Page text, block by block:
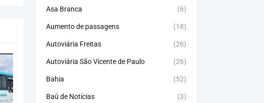
Asa Branca (6)
Aumento de passagens (18)
Autoviária Freitas (26)
Autoviária São Vicente de Paulo (26)
Bahia (52)
Baú de Notícias (3)